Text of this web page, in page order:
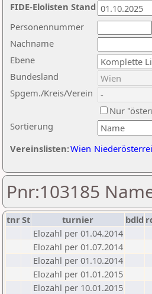
Nachname
Ebene
Sortierung
Personennummer
Bundesland
Spgem./Kreis/Verein
Nur
Vereinslisten:Wien
FIDE-Elolisten Stand
Pnr:103185
tnrSt turnier bdld
Elozahl per 01.04.2014
Elozahl per 01.07.2014
Elozahl per 01.10.2014
Elozahl per 01.01.2015
Elozahl per 10.01.2015